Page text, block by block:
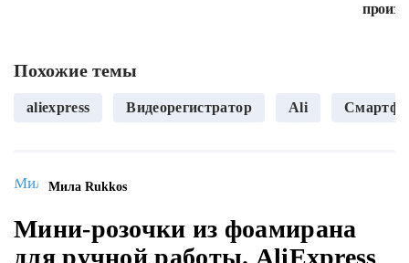
Похожие темы
aliexpress Видеорегистратор Ali
Мила Rukkos
Мини-розочки из фоамирана
для ручной работы. AliExpress